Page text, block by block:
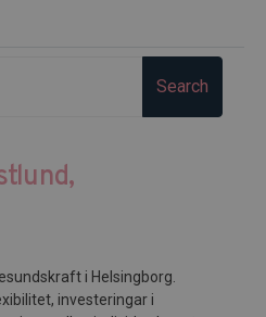
Search
i Helsingborg.
investeringar i